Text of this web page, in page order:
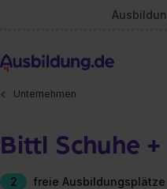
Unternehmen
Bittl Schuhe
2
freie Ausbildungsplätze